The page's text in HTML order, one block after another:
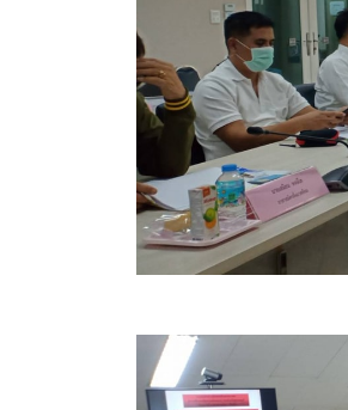
ยกเลิกประกาศผู้ชนะ
เปลี่ยนแปลงประกาศผู้ชนะ
เปลี่ยนแปลงประกาศเชิญชวน
ประกาศขายทอดตลาดทรัพย์
คู่มือการปฏิบัติงานฝ่ายทะเบี